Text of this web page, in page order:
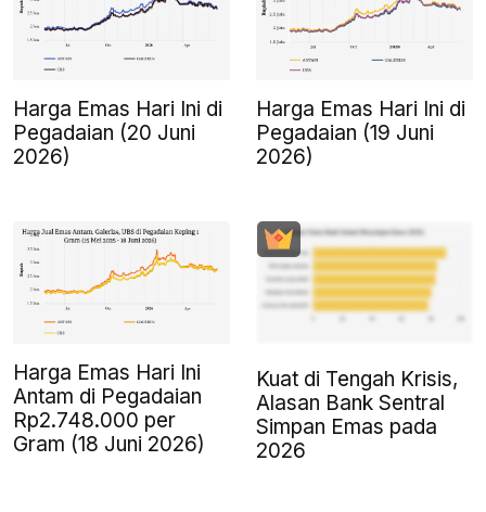
Harga Emas Hari Ini di
Pegadaian (20 Juni
2026)
Harga Emas Hari Ini di
Pegadaian (19 Juni
2026)
Harga Emas Hari Ini
Antam di Pegadaian
Rp2.748.000 per
Gram (18 Juni 2026)
Kuat di Tengah Krisis,
Alasan Bank Sentral
Simpan Emas pada
2026